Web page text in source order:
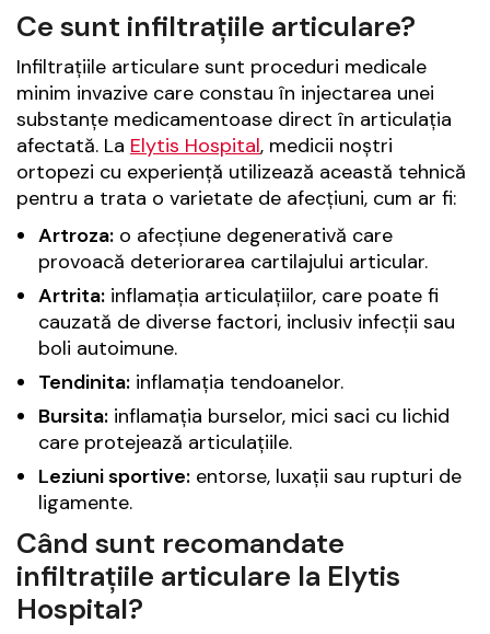
Ce sunt infiltrațiile articulare?
Infiltrațiile articulare sunt proceduri medicale
minim invazive care constau în injectarea unei
substanțe medicamentoase direct în articulația
afectată. La Elytis Hospital, medicii noștri
ortopezi cu experiență utilizează această tehnică
pentru a trata o varietate de afecțiuni, cum ar fi:
Artroza: o afecțiune degenerativă care
provoacă deteriorarea cartilajului articular.
Artrita: inflamația articulațiilor, care poate fi
cauzată de diverse factori, inclusiv infecții sau
boli autoimune.
Tendinita: inflamația tendoanelor.
Bursita: inflamația burselor, mici saci cu lichid
care protejează articulațiile.
Leziuni sportive: entorse, luxații sau rupturi de
ligamente.
Când sunt recomandate
infiltrațiile articulare la Elytis
Hospital?